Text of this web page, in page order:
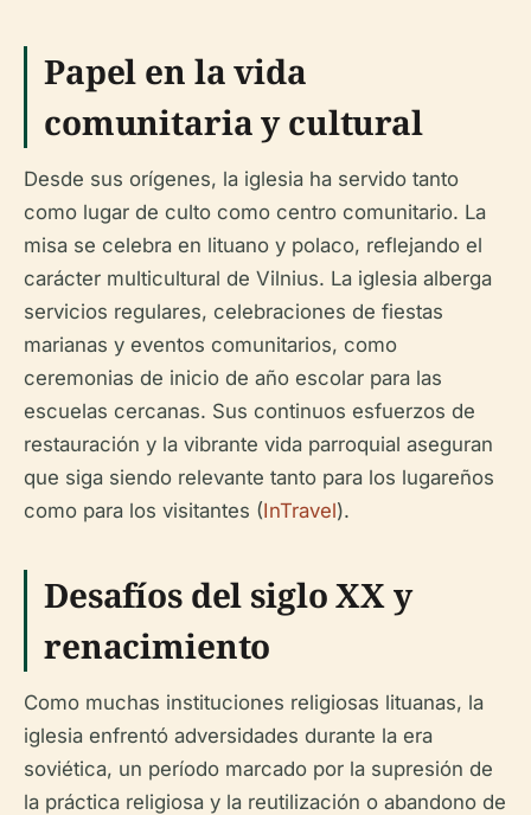
Papel en la vida
comunitaria y cultural
Desde sus orígenes, la iglesia ha servido tanto
como lugar de culto como centro comunitario. La
misa se celebra en lituano y polaco, reflejando el
carácter multicultural de Vilnius. La iglesia alberga
servicios regulares, celebraciones de fiestas
marianas y eventos comunitarios, como
ceremonias de inicio de año escolar para las
escuelas cercanas. Sus continuos esfuerzos de
restauración y la vibrante vida parroquial aseguran
que siga siendo relevante tanto para los lugareños
como para los visitantes (InTravel).
Desafíos del siglo XX y
renacimiento
Como muchas instituciones religiosas lituanas, la
iglesia enfrentó adversidades durante la era
soviética, un período marcado por la supresión de
la práctica religiosa y la reutilización o abandono de